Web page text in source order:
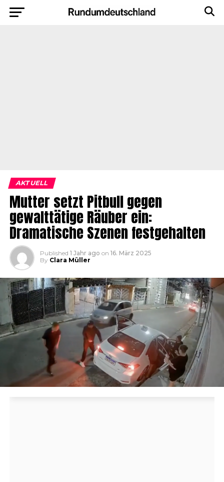
AKTUELL
Mutter setzt Pitbull gegen
gewalttätige Räuber ein:
Dramatische Szenen festgehalten
Published 1 Jahr ago on 16. März 2025
By Clara Müller